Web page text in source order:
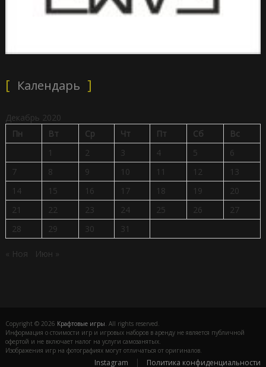
Календарь
Декабрь 2020
Пн
Вт Ср Чт Пт Сб
Вс
1
2 3 4 5
6
7
8 9 10 11 12
13
14
15 16 17 18 19
20
21
22 23 24 25 26
27
28
29 30 31
« Ноя Июн »
Copyright © 2026 Крафтовые игры. All rights reserved.
Информация о стоимости игр и игровых наборов в аренду не является публичной
офертой и не включает налог на услуги самозанятых.
Изображения игр на фотографиях могут отличаться от оригиналов.
Instagram Политика конфиденциальности